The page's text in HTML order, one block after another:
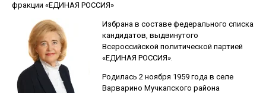
фракции «ЕДИНАЯ РОССИЯ»
Избрана в составе федерального списка
кандидатов, выдвинутого
Всероссийской политической партией
«ЕДИНАЯ РОССИЯ».
Родилась 2 ноября 1959 года в селе
Варварино Мучкапского района